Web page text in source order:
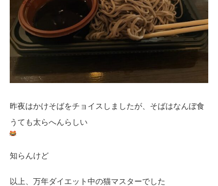
昨夜はかけそばをチョイスしましたが、そばはなんぼ食
うても太らへんらしい
知らんけど
以上、万年ダイエット中の猫マスターでした